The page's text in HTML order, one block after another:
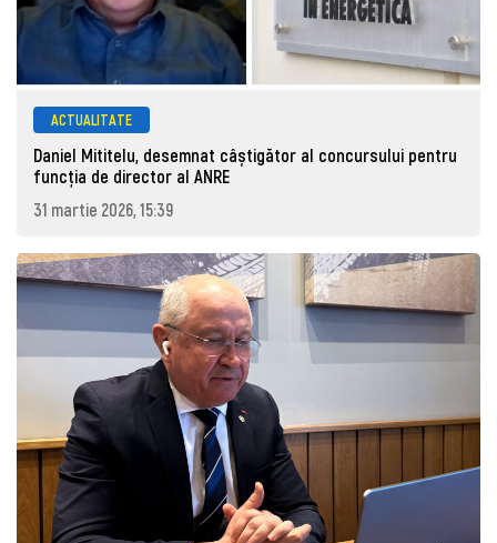
ACTUALITATE
Daniel Mititelu, desemnat câștigător al concursului pentru
funcția de director al ANRE
31 martie 2026, 15:39